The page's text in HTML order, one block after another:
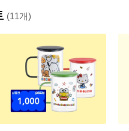
(11개)